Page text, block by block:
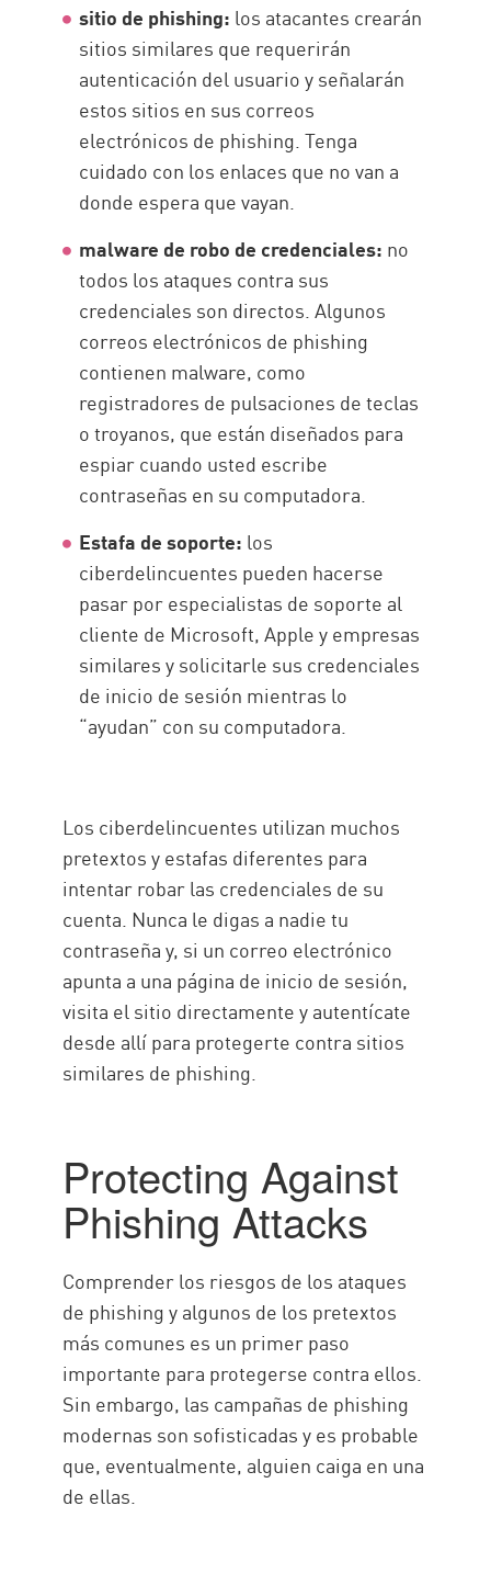
sitio de phishing: los atacantes crearán
sitios similares que requerirán
autenticación del usuario y señalarán
estos sitios en sus correos
electrónicos de phishing. Tenga
cuidado con los enlaces que no van a
donde espera que vayan.
malware de robo de credenciales: no
todos los ataques contra sus
credenciales son directos. Algunos
correos electrónicos de phishing
contienen malware, como
registradores de pulsaciones de teclas
o troyanos, que están diseñados para
espiar cuando usted escribe
contraseñas en su computadora.
Estafa de soporte: los
ciberdelincuentes pueden hacerse
pasar por especialistas de soporte al
cliente de Microsoft, Apple y empresas
similares y solicitarle sus credenciales
de inicio de sesión mientras lo
“ayudan” con su computadora.
Los ciberdelincuentes utilizan muchos
pretextos y estafas diferentes para
intentar robar las credenciales de su
cuenta. Nunca le digas a nadie tu
contraseña y, si un correo electrónico
apunta a una página de inicio de sesión,
visita el sitio directamente y autentícate
desde allí para protegerte contra sitios
similares de phishing.
Protecting Against
Phishing Attacks
Comprender los riesgos de los ataques
de phishing y algunos de los pretextos
más comunes es un primer paso
importante para protegerse contra ellos.
Sin embargo, las campañas de phishing
modernas son sofisticadas y es probable
que, eventualmente, alguien caiga en una
de ellas.